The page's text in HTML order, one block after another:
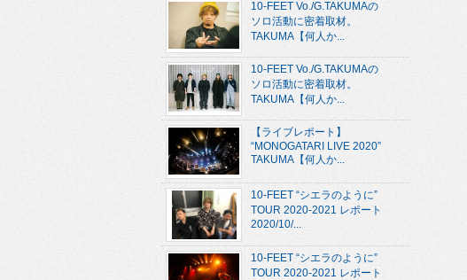
10-FEET Vo./G.TAKUMAの
ソロ活動に密着取材。
TAKUMA【何人か...
10-FEET Vo./G.TAKUMAの
ソロ活動に密着取材。
TAKUMA【何人か...
【ライブレポート】
“MONOGATARI LIVE 2020”
TAKUMA【何人か...
10-FEET “シエラのように”
TOUR 2020-2021 レポート
2020/10/...
10-FEET “シエラのように”
TOUR 2020-2021 レポート